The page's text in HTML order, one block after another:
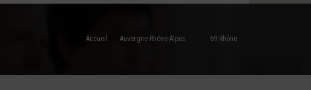
Accueil Auvergne-Rhône-Alpes 69 Rhône